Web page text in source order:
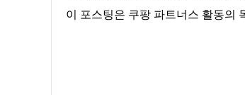
이 포스팅은 쿠팡 파트너스 활동의